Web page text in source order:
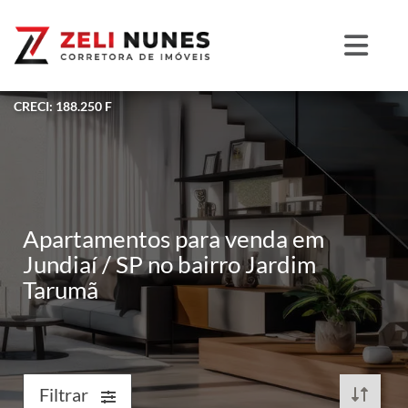
CRECI: 188.250 F
Apartamentos para venda em
Jundiaí / SP no bairro Jardim
Tarumã
Filtrar